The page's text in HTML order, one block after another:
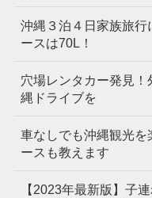
沖縄３泊４日家族旅
ースは70L！
穴場レンタカー発見
縄ドライブを
車なしでも沖縄観光を
ースも教えます
【2023年最新版】子